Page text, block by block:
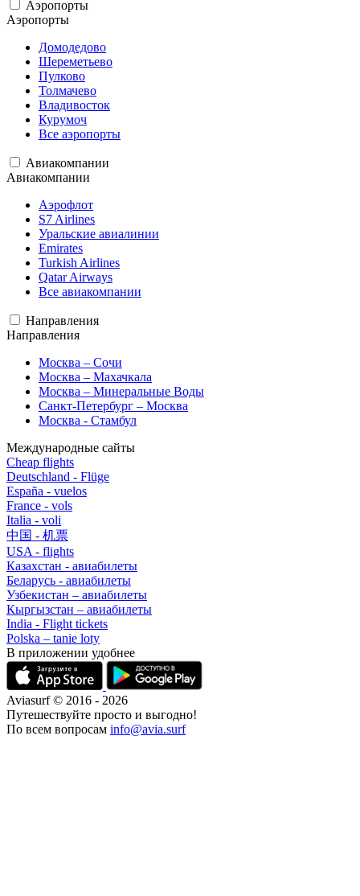
Аэропорты
Аэропорты
Домодедово
Шереметьево
Пулково
Толмачево
Владивосток
Курумоч
Все аэропорты
Авиакомпании
Авиакомпании
Аэрофлот
S7 Airlines
Уральские авиалинии
Emirates
Turkish Airlines
Qatar Airways
Все авиакомпании
Направления
Направления
Москва – Сочи
Москва – Махачкала
Москва – Минеральные Воды
Санкт-Петербург – Москва
Москва - Стамбул
Международные сайты
Cheap flights
Deutschland - Flüge
España - vuelos
France - vols
Italia - voli
中国 - 机票
USA - flights
Казахстан - авиабилеты
Беларусь - авиабилеты
Узбекистан – авиабилеты
Кыргызстан – авиабилеты
India - Flight tickets
Polska – tanie loty
В приложении удобнее
Aviasurf © 2016 - 2026
Путешествуйте просто и выгодно!
По всем вопросам info@avia.surf